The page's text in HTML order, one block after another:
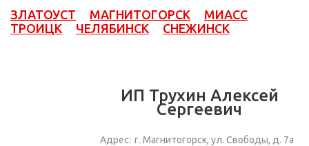
ЗЛАТОУСТ МАГНИТОГОРСК
МИАСС
ТРОИЦК
ЧЕЛЯБИНСК СНЕЖИНСК
ИП Трухин Алексей
Сергеевич
Адрес: г. Магнитогорск, ул. Свободы, д. 7а